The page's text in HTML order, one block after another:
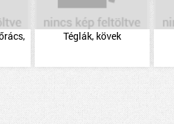
Téglák, kövek